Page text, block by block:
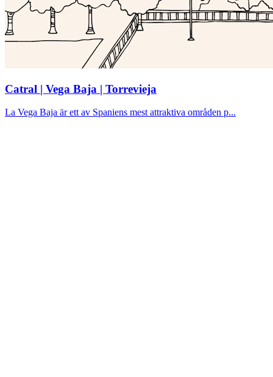
Catral | Vega Baja | Torrevieja
La Vega Baja är ett av Spaniens mest attraktiva områden p...